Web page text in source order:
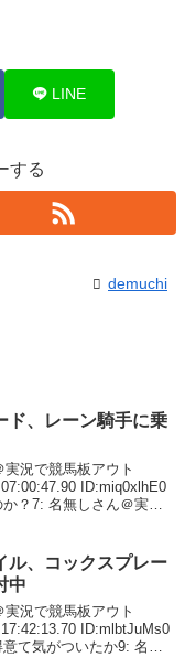
LINE
する
demuchi
ド、レーン騎手に乗
況で競馬板アウト
ID:miq0xlhE0
？7: 名無しさん＠実況
ル、コックスプレー
中
況で競馬板アウト
ID:mlbtJuMs0
て気がついたか9: 名無